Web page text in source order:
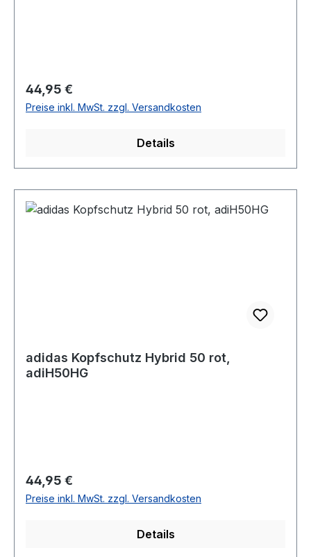
Regulärer Preis:
44,95 €
Preise inkl. MwSt. zzgl. Versandkosten
Details
adidas Kopfschutz Hybrid 50 rot,
adiH50HG
Regulärer Preis:
44,95 €
Preise inkl. MwSt. zzgl. Versandkosten
Details